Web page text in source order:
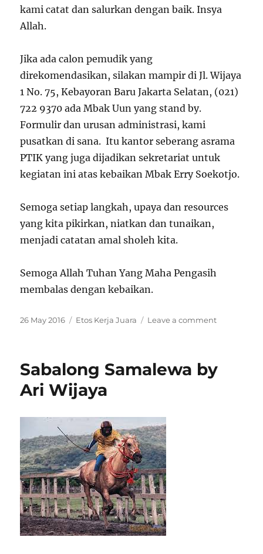
kami catat dan salurkan dengan baik. Insya
Allah.
Jika ada calon pemudik yang
direkomendasikan, silakan mampir di Jl. Wijaya
1 No. 75, Kebayoran Baru Jakarta Selatan, (021)
722 9370 ada Mbak Uun yang stand by.
Formulir dan urusan administrasi, kami
pusatkan di sana. Itu kantor seberang asrama
PTIK yang juga dijadikan sekretariat untuk
kegiatan ini atas kebaikan Mbak Erry Soekotjo.
Semoga setiap langkah, upaya dan resources
yang kita pikirkan, niatkan dan tunaikan,
menjadi catatan amal sholeh kita.
Semoga Allah Tuhan Yang Maha Pengasih
membalas dengan kebaikan.
Posted
26 May 2016 Categories
Etos Kerja Juara Leave a comment
(baca
Sabalong Samalewa by
Ari Wijaya